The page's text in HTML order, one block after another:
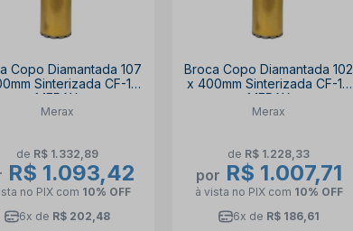
Copo Diamantada 107
Sinterizada CF-1S
MERAX
Merax
de R$ 1.332,89
R$ 1.093,42
no PIX com 10% OFF
6x de R$ 202,48
Broca Copo Diamantada 102
x 400mm Sinterizada CF-1S
MERAX
Merax
de R$ 1.228,33
por R$ 1.007,71
à vista no PIX com 10% OFF
6x de R$ 186,61